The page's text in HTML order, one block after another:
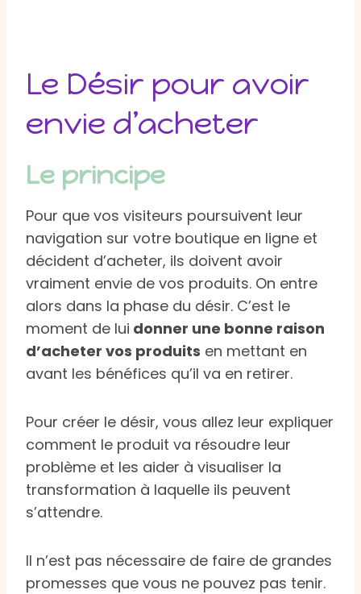
Le Désir pour avoir
envie d’acheter
Le principe
Pour que vos visiteurs poursuivent leur
navigation sur votre boutique en ligne et
décident d’acheter, ils doivent avoir
vraiment envie de vos produits. On entre
alors dans la phase du désir. C’est le
moment de lui donner une bonne raison
d’acheter vos produits en mettant en
avant les bénéfices qu’il va en retirer.
Pour créer le désir, vous allez leur expliquer
comment le produit va résoudre leur
problème et les aider à visualiser la
transformation à laquelle ils peuvent
s’attendre.
Il n’est pas nécessaire de faire de grandes
promesses que vous ne pouvez pas tenir.